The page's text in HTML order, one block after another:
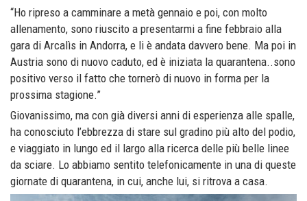
“Ho ripreso a camminare a metà gennaio e poi, con molto
allenamento, sono riuscito a presentarmi a fine febbraio alla
gara di Arcalìs in Andorra, e li è andata davvero bene. Ma poi in
Austria sono di nuovo caduto, ed è iniziata la quarantena..sono
positivo verso il fatto che tornerò di nuovo in forma per la
prossima stagione.”
Giovanissimo, ma con già diversi anni di esperienza alle spalle,
ha conosciuto l’ebbrezza di stare sul gradino più alto del podio,
e viaggiato in lungo ed il largo alla ricerca delle più belle linee
da sciare. Lo abbiamo sentito telefonicamente in una di queste
giornate di quarantena, in cui, anche lui, si ritrova a casa.